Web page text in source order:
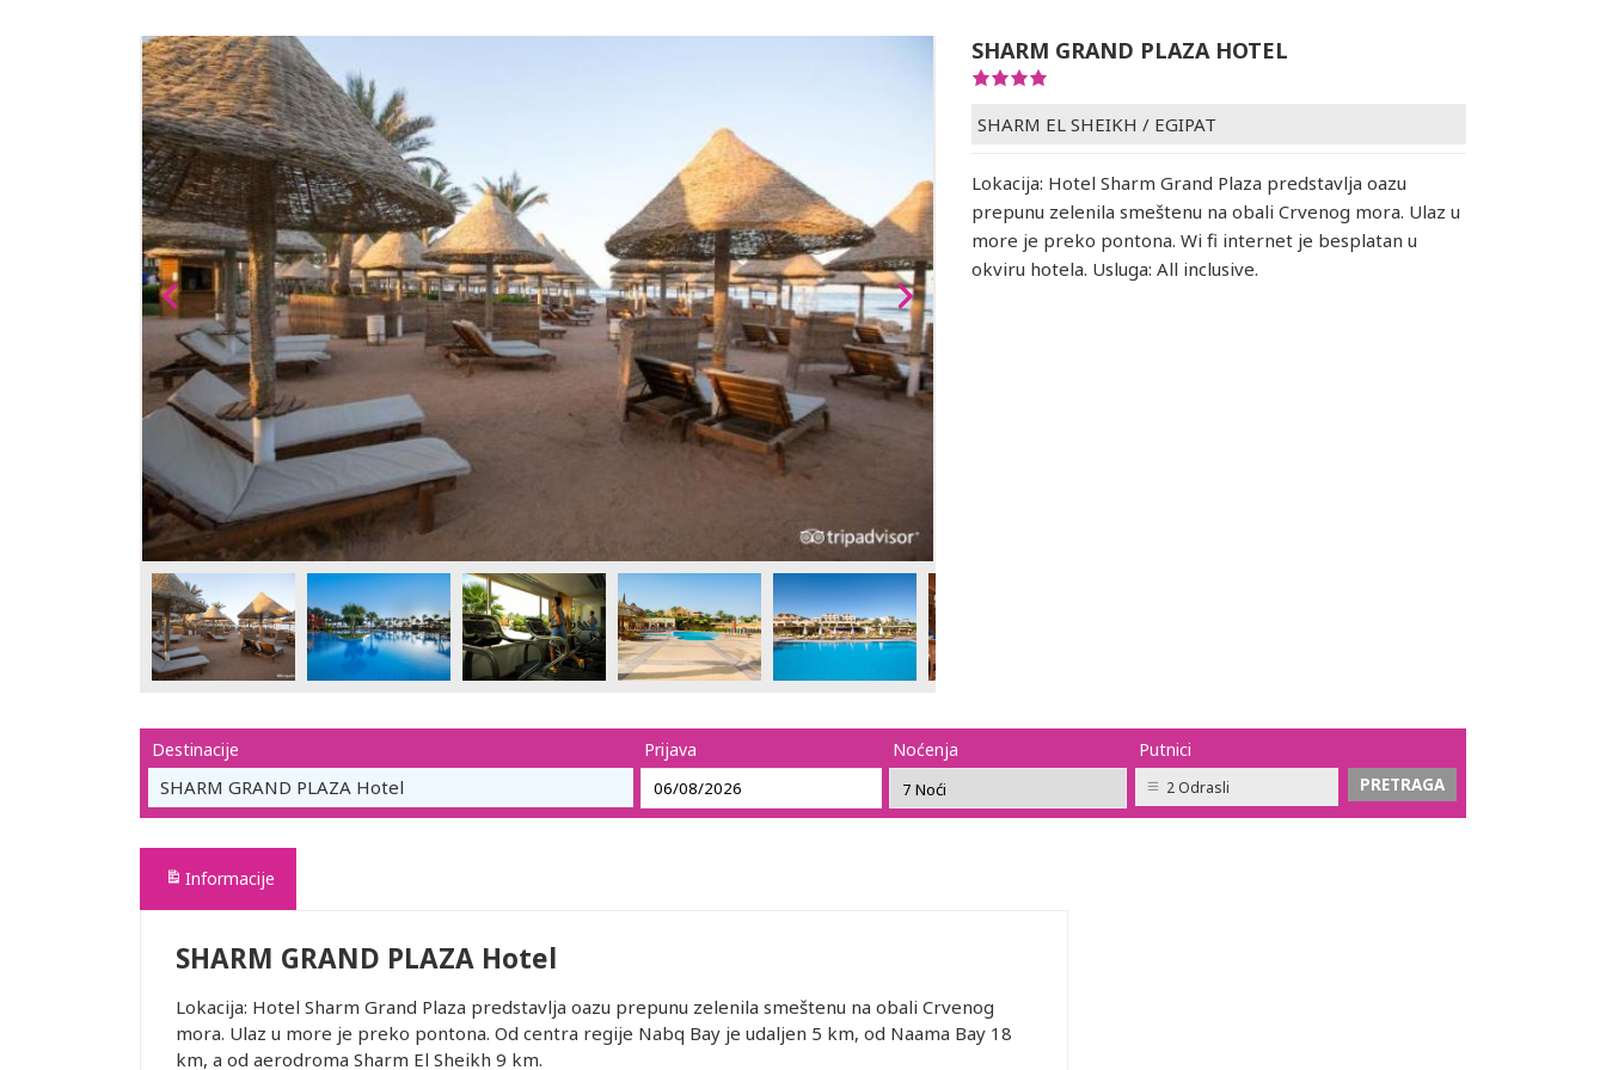
SHARM GRAND PLAZA HOTEL
SHARM EL SHEIKH / EGIPAT
Lokacija: Hotel Sharm Grand Plaza predstavlja oazu
prepunu zelenila smeštenu na obali Crvenog mora. Ulaz u
more je preko pontona. Wi fi internet je besplatan u
okviru hotela. Usluga: All inclusive.
Destinacije
SHARM GRAND PLAZA Hotel
Prijava Noćenja Putnici
2 Odrasli
Informacije
SHARM GRAND PLAZA Hotel
Lokacija: Hotel Sharm Grand Plaza predstavlja oazu prepunu zelenila smeštenu na obali Crvenog
mora. Ulaz u more je preko pontona. Od centra regije Nabq Bay je udaljen 5 km, od Naama Bay 18
km, a od aerodroma Sharm El Sheikh 9 km.